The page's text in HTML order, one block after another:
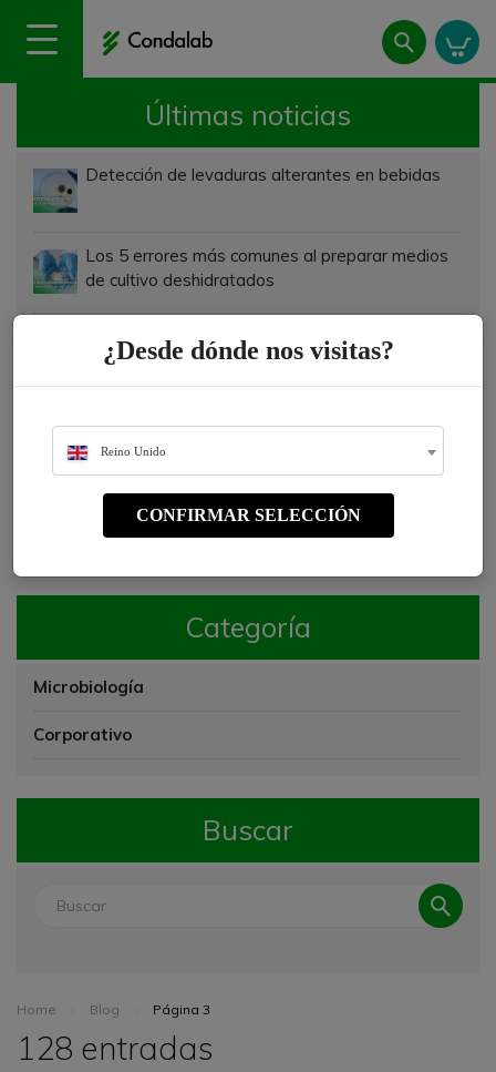
Últimas noticias
Detección de levaduras alterantes en bebidas
Los 5 errores más comunes al preparar medios
de cultivo deshidratados
Cómo fabricar tu vacuna: del huevo al cultivo
celular
permanencia de los medios cromogénicos
Probióticos: ¿Cuál es el bueno?
Categoría
Microbiología
Corporativo
Buscar
Home Blog Página 3
128 entradas
¿Desde dónde nos visitas?
Reino Unido
CONFIRMAR SELECCIÓN